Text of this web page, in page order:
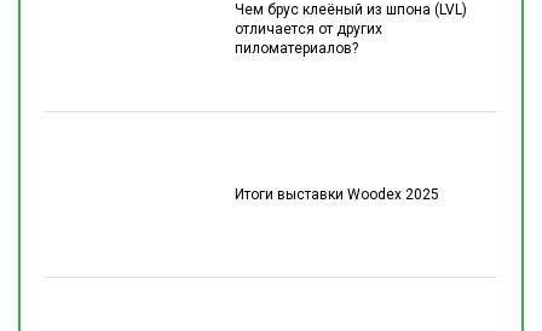
Чем брус клеёный из шпона (LVL)
отличается от других
пиломатериалов?
Итоги выставки Woodex 2025